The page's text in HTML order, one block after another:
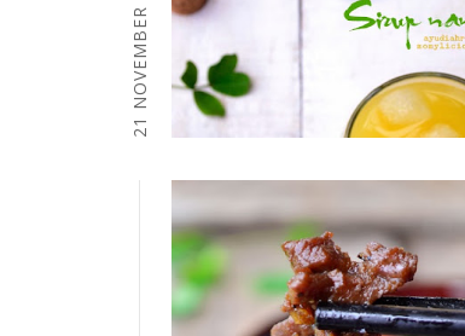
21 NOVEMBER